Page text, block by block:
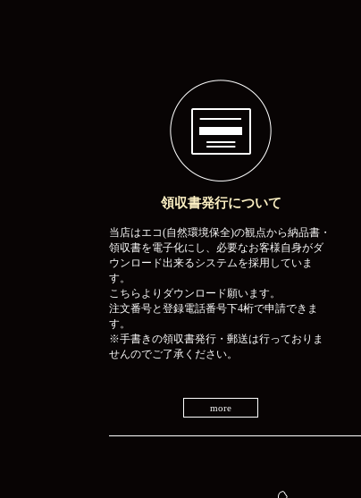
領収書発行について
当店はエコ(自然環境保全)の観点から納品書・
領収書を電子化にし、必要なお客様自身がダ
ウンロード出来るシステムを採用していま
す。
こちらよりダウンロード願います。
注文番号と登録電話番号下4桁で申請できま
す。
※手書きの領収書発行・郵送は行っておりま
せんのでご了承ください。
more